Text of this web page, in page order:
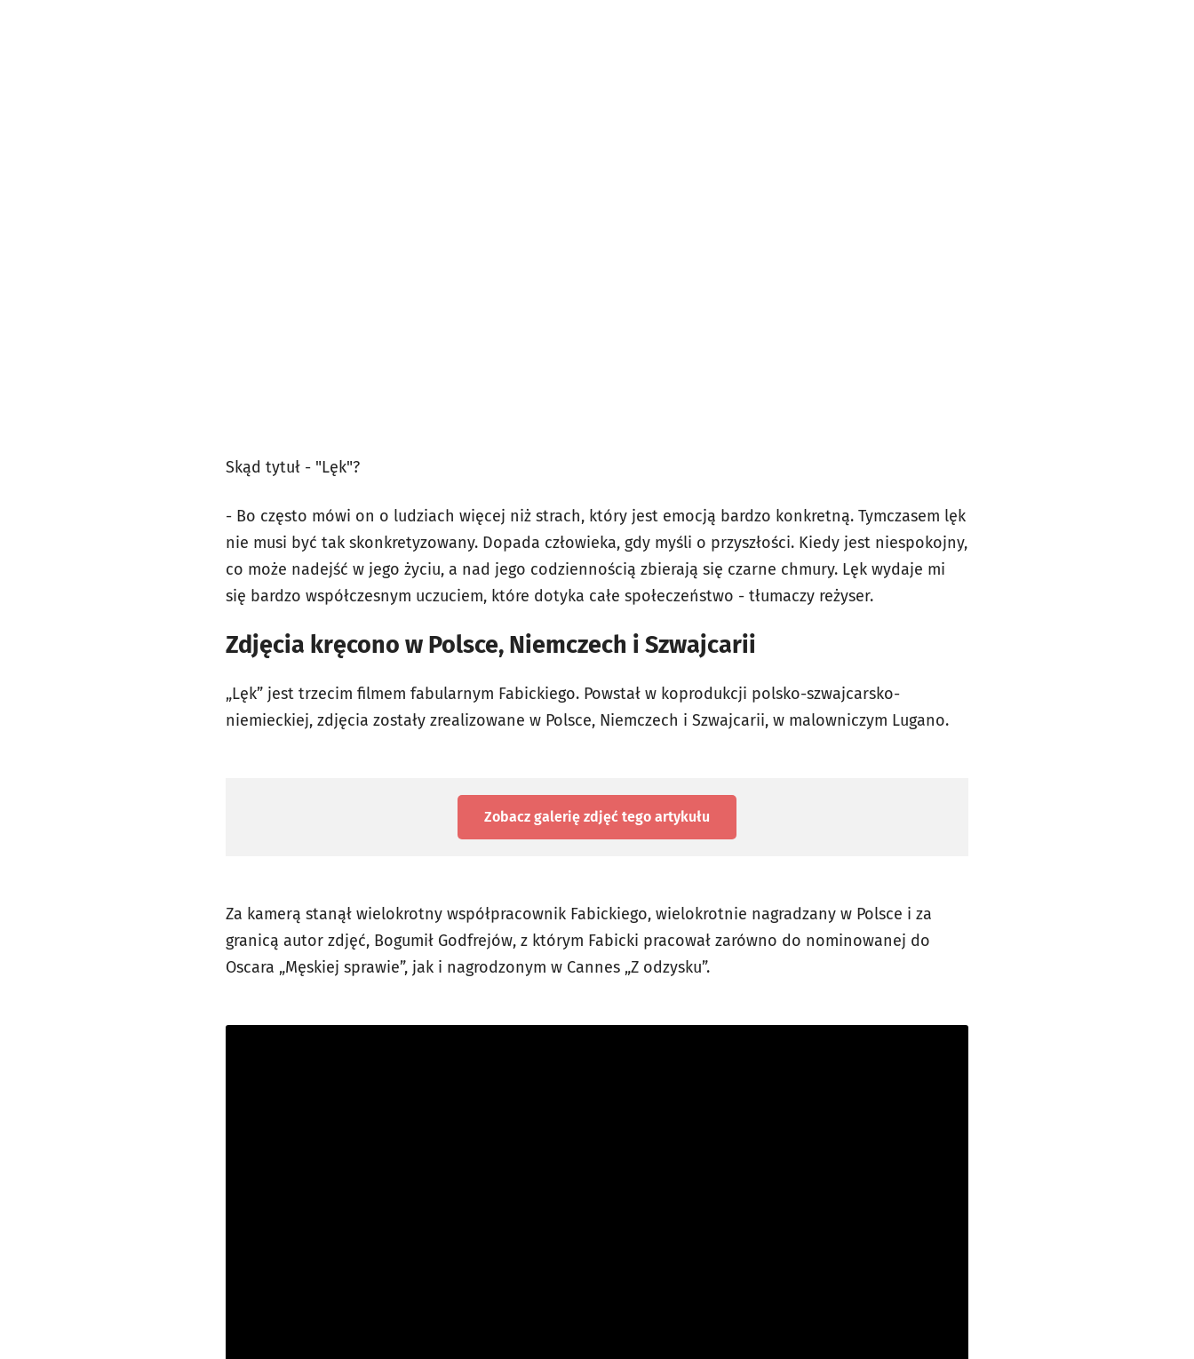
Skąd tytuł - "Lęk"?
- Bo często mówi on o ludziach więcej niż strach, który jest emocją bardzo konkretną. Tymczasem lęk
nie musi być tak skonkretyzowany. Dopada człowieka, gdy myśli o przyszłości. Kiedy jest niespokojny,
co może nadejść w jego życiu, a nad jego codziennością zbierają się czarne chmury. Lęk wydaje mi
się bardzo współczesnym uczuciem, które dotyka całe społeczeństwo - tłumaczy reżyser.
Zdjęcia kręcono w Polsce, Niemczech i Szwajcarii
„Lęk” jest trzecim filmem fabularnym Fabickiego. Powstał w koprodukcji polsko-szwajcarsko-
niemieckiej, zdjęcia zostały zrealizowane w Polsce, Niemczech i Szwajcarii, w malowniczym Lugano.
Zobacz galerię zdjęć tego artykułu
Za kamerą stanął wielokrotny współpracownik Fabickiego, wielokrotnie nagradzany w Polsce i za
granicą autor zdjęć, Bogumił Godfrejów, z którym Fabicki pracował zarówno do nominowanej do
Oscara „Męskiej sprawie”, jak i nagrodzonym w Cannes „Z odzysku”.